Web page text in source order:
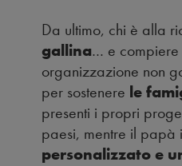
Da ultimo, chi è alla
gallina… e compiere
organizzazione non
per sostenere le
presenti i propri
paesi, mentre il papà
personalizzato e